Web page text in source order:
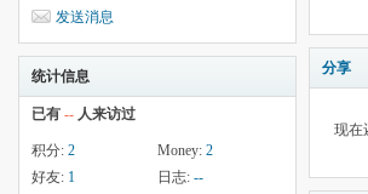
发送消息
统计信息
已有 -- 人来访过
积分: 2 Money: 2
好友: 1 日志: --
分享
现在